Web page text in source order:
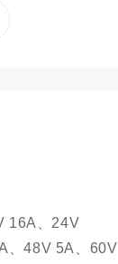
16A、24V
、48V 5A、60V